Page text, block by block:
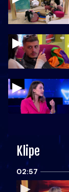
Klipe
02:57